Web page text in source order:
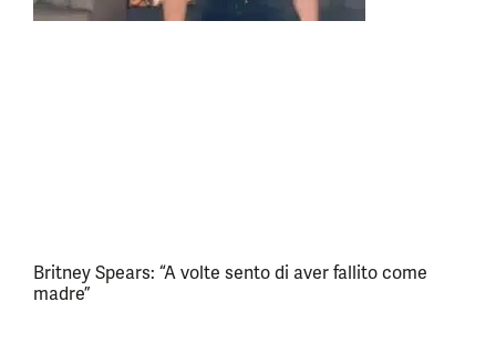
Britney Spears: “A volte sento di aver fallito come
madre”